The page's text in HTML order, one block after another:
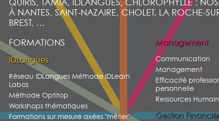
QUIRIS, TAMIA, IDLANGUES, CHLOROPHYLLE :
À NANTES, SAINT-NAZAIRE, CHOLET, LA ROCHE-
BREST, …
FORMATIONS
IDLangues
Réseau IDLangues Méthode IDLearn
Labos
Méthode Optitop
Workshops thématiques
Formations sur mesure axées "métier"
Management
Communication
Management
Efficacité
personnelle
Ressources
Gestion